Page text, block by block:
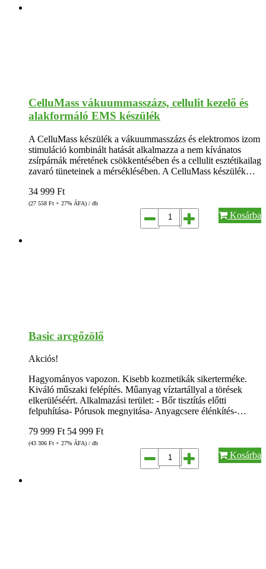
CelluMass vákuummasszázs, cellulit kezelő és
alakformáló EMS készülék
A CelluMass készülék a vákuummasszázs és elektromos izom
stimuláció kombinált hatását alkalmazza a nem kívánatos
zsírpárnák méretének csökkentésében és a cellulit esztétikailag
zavaró tüneteinek a mérséklésében. A CelluMass készülék…
34 999 Ft
(27 558 Ft + 27% ÁFA) / db
Kosárba
Basic arcgőzölő
Akciós!
Hagyományos vapozon. Kisebb kozmetikák sikerterméke.
Kiváló műszaki felépítés. Műanyag víztartállyal a törések
elkerüléséért. Alkalmazási terület: - Bőr tisztítás előtti
felpuhítása- Pórusok megnyitása- Anyagcsere élénkítés-…
79 999 Ft 54 999 Ft
(43 306 Ft + 27% ÁFA) / db
Kosárba